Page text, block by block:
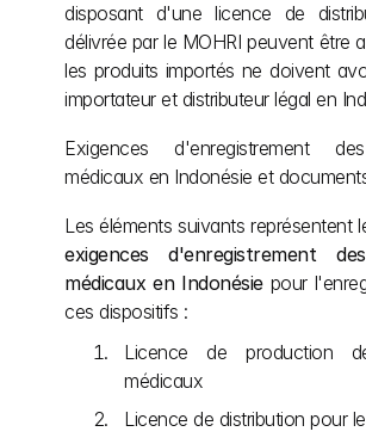
disposant d'une licence de
délivrée par le MOHRI peuvent être
les produits importés ne doivent
importateur et distributeur légal en
Exigences d'enregistrement
médicaux en Indonésie et
exigences d'enregistrement
médicaux en Indonésie pour
ces dispositifs :
Licence de production
médicaux
Licence de distribution pour